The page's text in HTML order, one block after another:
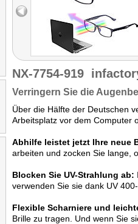
NX-7754-919
Verringern Sie die
Über die Hälfte der Deutschen
Arbeitsplatz vor dem Computer
Abhilfe leistet jetzt Ihre neue
arbeiten und zocken Sie lange,
Blocken Sie UV-Strahlung ab:
verwenden Sie sie dank UV
Flexible Scharniere und
Brille zu tragen. Und wenn Sie